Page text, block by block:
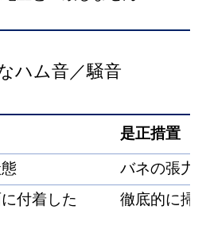
ハム音／騒音
是正措置
バネの張力
付着した
徹底的に掃